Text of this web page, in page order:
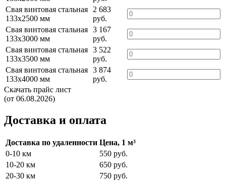
Свая винтовая стальная
133х2500 мм
2 683
руб.
Свая винтовая стальная
133х3000 мм
3 167
руб.
Свая винтовая стальная
133х3500 мм
3 522
руб.
Свая винтовая стальная
133х4000 мм
3 874
руб.
Скачать прайс лист
(от 06.08.2026)
Доставка и оплата
Доставка по удаленности Цена, 1 м³
0-10 км
550 руб.
10-20 км
650 руб.
20-30 км
750 руб.